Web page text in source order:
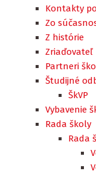
Kontakty
Zo
Z histórie
Zriaďovateľ
Partneri
Študijné
ŠkVP
Vybavenie
Rada školy
Rada